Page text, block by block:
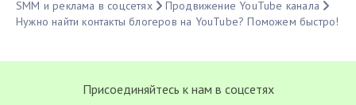
SMM и реклама в соцсетях
Продвижение YouTube канала
Нужно найти контакты блогеров на YouTube? Поможем быстро!
Присоединяйтесь к нам в соцсетях